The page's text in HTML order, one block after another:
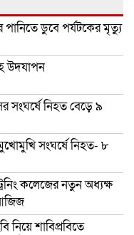
পানিতে ডুবে পর্যটকের মৃত্যু
উদযাপন
সংঘর্ষে নিহত বেড়ে ৯
সংঘর্ষে নিহত- ৮
কলেজের নতুন অধ্যক্ষ
নিয়ে শাবিপ্রবিতে